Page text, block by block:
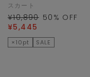
スカート
¥10,890 50 % OFF
¥5,445
×10pt SALE